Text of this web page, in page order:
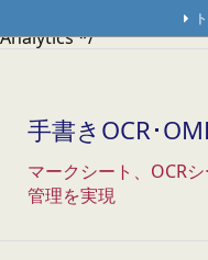
/* Googleアナリティク
Analytics */
手書きOCR･
マークシート、OCR
管理を実現